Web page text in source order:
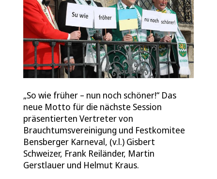
„So wie früher – nun noch schöner!“ Das
neue Motto für die nächste Session
präsentierten Vertreter von
Brauchtumsvereinigung und Festkomitee
Bensberger Karneval, (v.l.) Gisbert
Schweizer, Frank Reiländer, Martin
Gerstlauer und Helmut Kraus.